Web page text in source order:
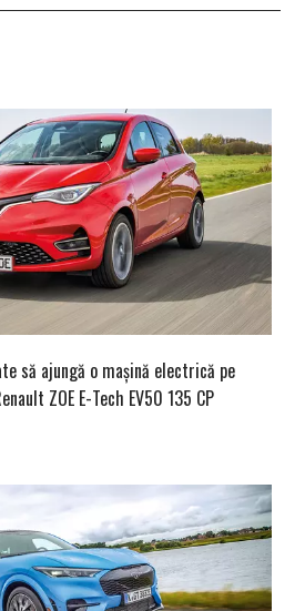
să ajungă o mașină electrică pe
ZOE E-Tech EV50 135 CP